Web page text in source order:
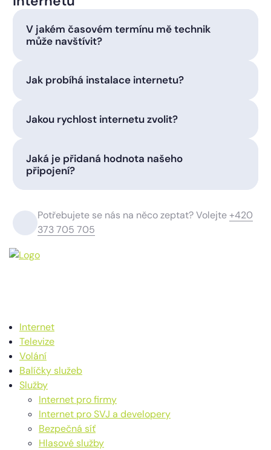
V jakém časovém termínu mě technik
může navštívit?
Jak probíhá instalace internetu?
Jakou rychlost internetu zvolit?
Jaká je přidaná hodnota našeho
připojení?
Potřebujete se nás na něco zeptat? Volejte+420
373 705 705
Internet
Televize
Volání
Balíčky služeb
Služby
Internet pro firmy
Internet pro SVJ a developery
Bezpečná síť
Hlasové služby